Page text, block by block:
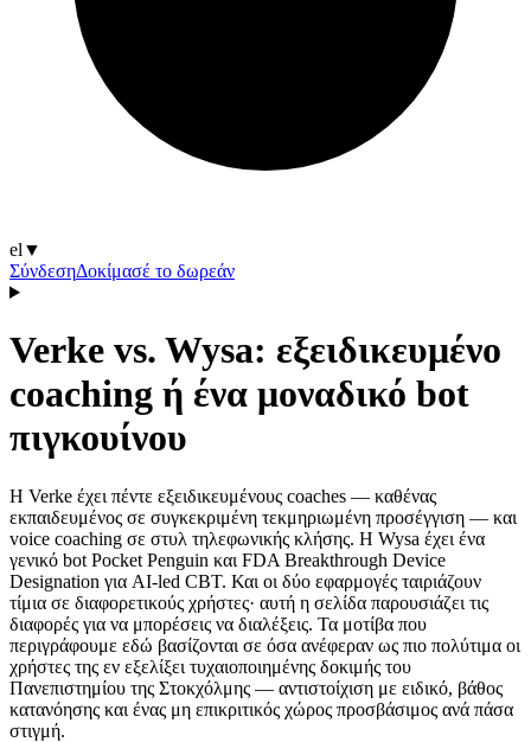
el ▼
ΣύνδεσηΔοκίμασέ το δωρεάν
Verke vs. Wysa: εξειδικευμένο
coaching ή ένα μοναδικό bot
πιγκουίνου
Η Verke έχει πέντε εξειδικευμένους coaches — καθένας
εκπαιδευμένος σε συγκεκριμένη τεκμηριωμένη προσέγγιση — και
voice coaching σε στυλ τηλεφωνικής κλήσης. Η Wysa έχει ένα
γενικό bot Pocket Penguin και FDA Breakthrough Device
Designation για AI-led CBT. Και οι δύο εφαρμογές ταιριάζουν
τίμια σε διαφορετικούς χρήστες· αυτή η σελίδα παρουσιάζει τις
διαφορές για να μπορέσεις να διαλέξεις. Τα μοτίβα που
περιγράφουμε εδώ βασίζονται σε όσα ανέφεραν ως πιο πολύτιμα οι
χρήστες της εν εξελίξει τυχαιοποιημένης δοκιμής του
Πανεπιστημίου της Στοκχόλμης — αντιστοίχιση με ειδικό, βάθος
κατανόησης και ένας μη επικριτικός χώρος προσβάσιμος ανά πάσα
στιγμή.